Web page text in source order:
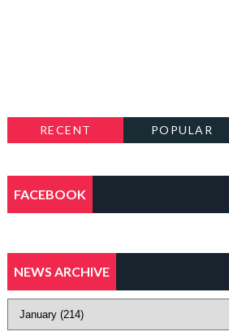
RECENT POPULAR
FACEBOOK
NEWS ARCHIVE